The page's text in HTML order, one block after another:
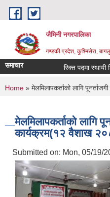
Skip to main content
जैमिनी नगरपालिका
गण्डकी प्रदेश, कुश्मिसेरा,
समाचार रिक्त पदमा स्थायी
You are here
Home » मेलमिलापकर्ताको लागि
मेलमिलापकर्ताको लागि
कार्यक्रम(१२ वैशाख
Submitted on: Mon, 05/19/